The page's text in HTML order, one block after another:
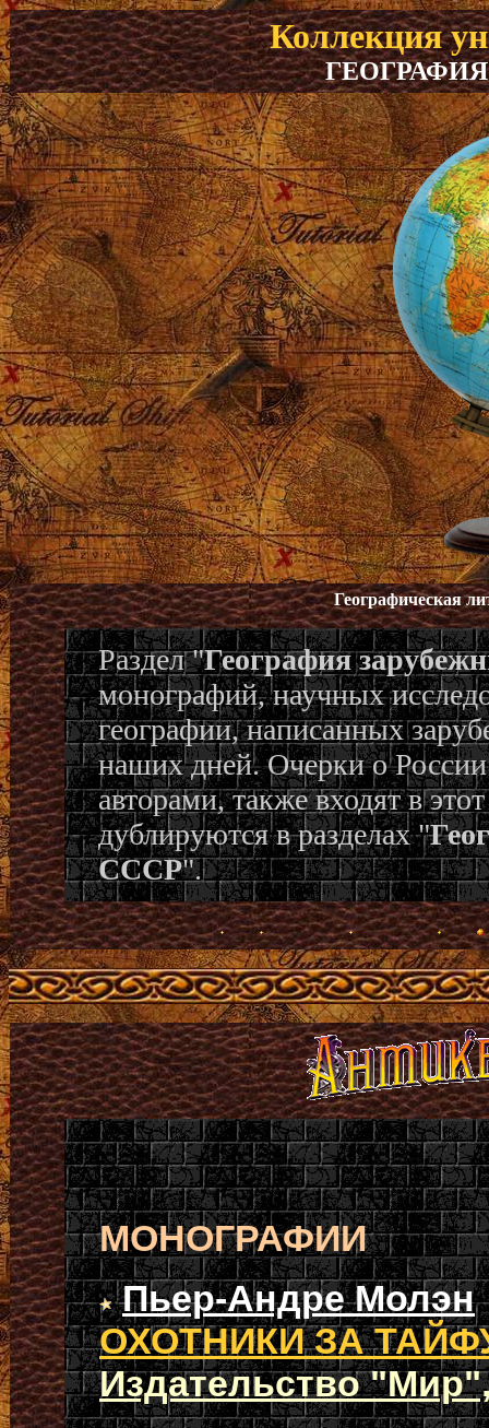
Коллекция
Географическая
Раздел "География
монографий, научных
географии, написанных
наших дней. Очерки о
авторами, также входят в
дублируются в разделах "
СССР".
МОНОГРАФИИ
Пьер-Андре Молэн
ОХОТНИКИ ЗА
Издательство